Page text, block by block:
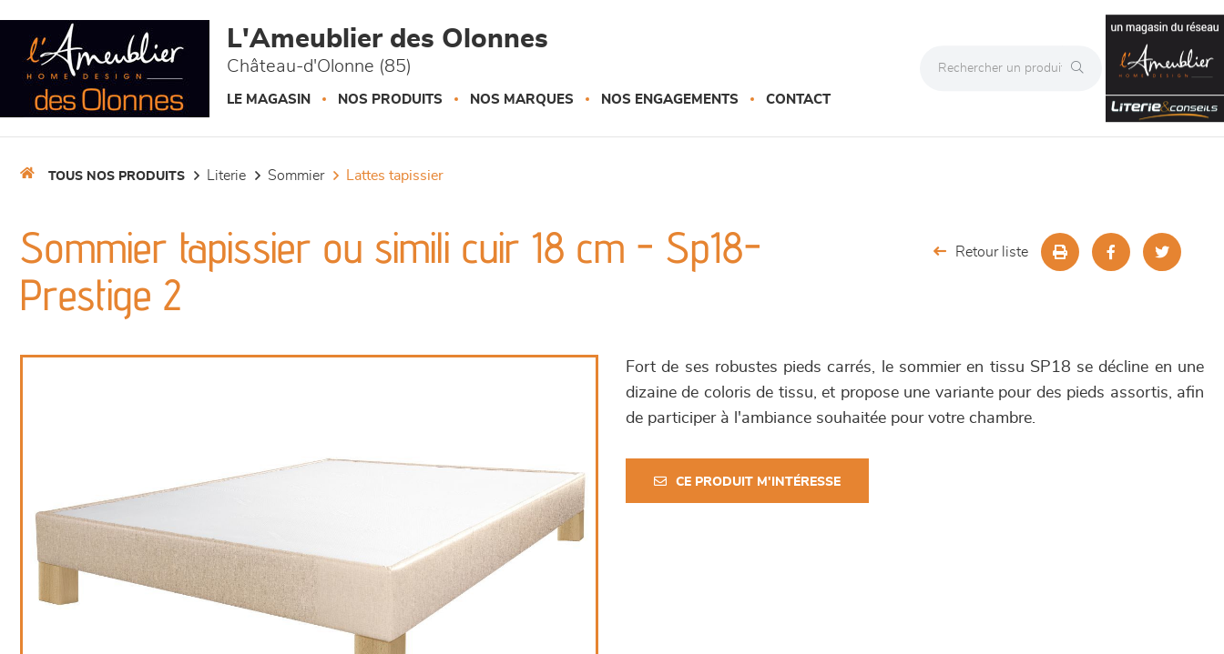
L'Ameublier des Olonnes
Château-d'Olonne (85)
LE MAGASIN NOS PRODUITS NOS MARQUES NOS ENGAGEMENTS CONTACT
TOUS NOS PRODUITS literie sommier lattes tapissier
Sommier tapissier ou simili cuir 18 cm - Sp18-
Prestige 2
Retour liste
Fort de ses robustes pieds carrés, le sommier en tissu SP18 se décline en une
dizaine de coloris de tissu, et propose une variante pour des pieds assortis, afin
de participer à l'ambiance souhaitée pour votre chambre.
CE PRODUIT M'INTÉRESSE